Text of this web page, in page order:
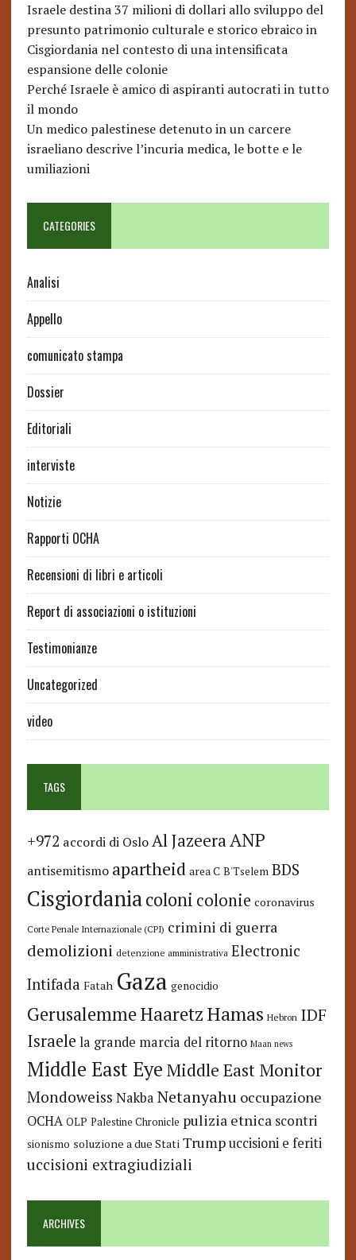
Israele destina 37 milioni di dollari allo sviluppo del
presunto patrimonio culturale e storico ebraico in
Cisgiordania nel contesto di una intensificata
espansione delle colonie
Perché Israele è amico di aspiranti autocrati in tutto
il mondo
Un medico palestinese detenuto in un carcere
israeliano descrive l’incuria medica, le botte e le
umiliazioni
CATEGORIES
Analisi
Appello
comunicato stampa
Dossier
Editoriali
interviste
Notizie
Rapporti OCHA
Recensioni di libri e articoli
Report di associazioni o istituzioni
Testimonianze
Uncategorized
video
TAGS
+972 accordi di Oslo Al JazeeraANP
antisemitismo apartheid area C B'Tselem BDS
Cisgiordaniacoloni colonie coronavirus
Corte Penale Internazionale (CPI) crimini di guerra
demolizioni detenzione amministrativa Electronic
Intifada Fatah Gaza genocidio
GerusalemmeHaaretzHamas Hebron IDF
Israele la grande marcia del ritorno Maan news
Middle East Eye Middle East Monitor
Mondoweiss Nakba Netanyahu occupazione
OCHA OLP Palestine Chronicle pulizia etnica scontri
sionismo soluzione a due Stati Trump uccisioni e feriti
uccisioni extragiudiziali
ARCHIVES